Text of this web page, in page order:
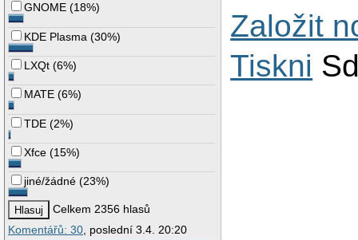
GNOME (18%)
KDE Plasma (30%)
LXQt (6%)
MATE (6%)
TDE (2%)
Xfce (15%)
jiné/žádné (23%)
Celkem 2356 hlasů
Komentářů: 30 , poslední 3.4. 20:20
Založit
Tiskni